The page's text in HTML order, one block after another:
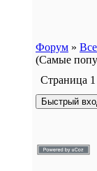
Форум »
(Самые
Страница 1